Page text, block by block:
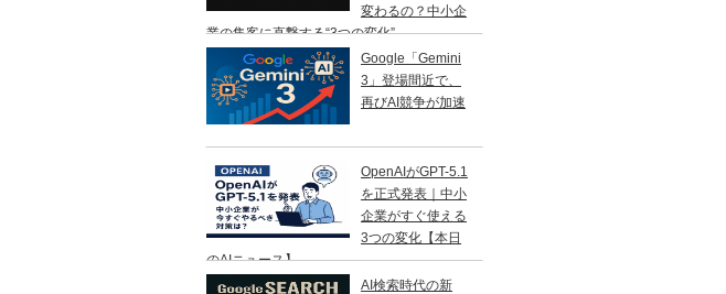
変わるの？中小企
業の集客に直撃する“3つの変化”
Google「Gemini
3」登場間近で、
再びAI競争が加速
OpenAIがGPT-5.1
を正式発表｜中小
企業がすぐ使える
3つの変化【本日
のAIニュース】
AI検索時代の新